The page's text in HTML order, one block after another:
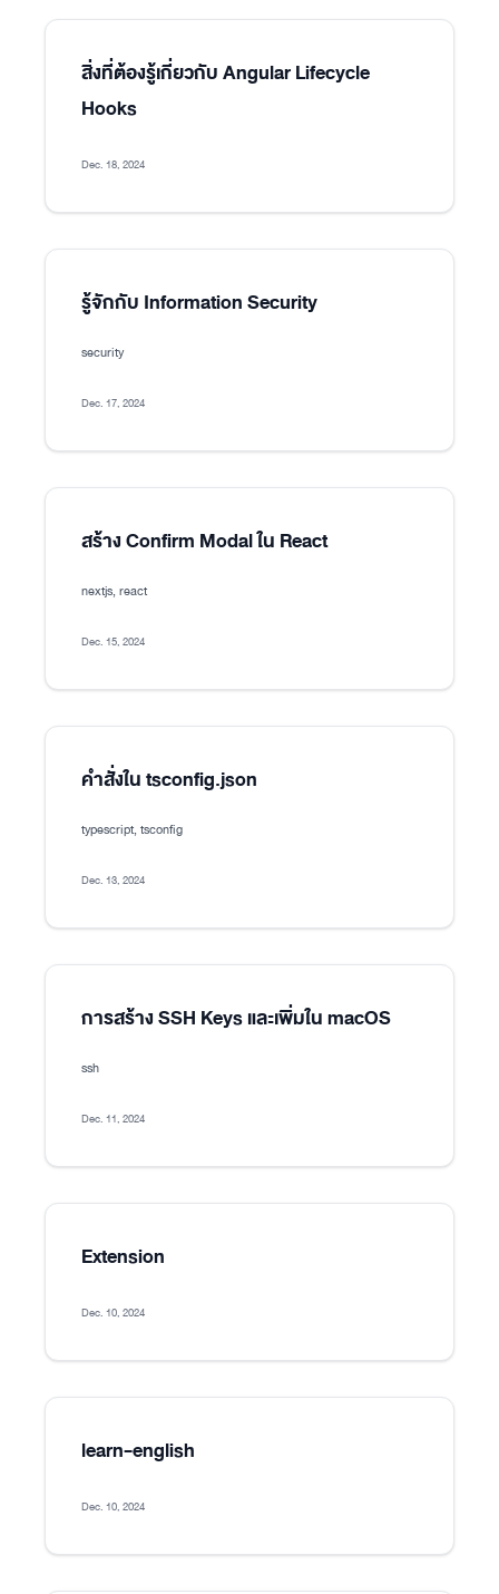
สิ่งที่ต้องรู้เกี่ยวกับ Angular Lifecycle
Hooks
Dec. 18, 2024
รู้จักกับ Information Security
security
Dec. 17, 2024
สร้าง Confirm Modal ใน React
nextjs, react
Dec. 15, 2024
คำสั่งใน tsconfig.json
typescript, tsconfig
Dec. 13, 2024
การสร้าง SSH Keys และเพิ่มใน macOS
ssh
Dec. 11, 2024
Extension
Dec. 10, 2024
learn-english
Dec. 10, 2024